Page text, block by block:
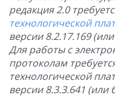
редакция 2.0
технологической
версии 8.2.17.169
Для работы с
протоколам
технологической
версии 8.3.3.641 (или